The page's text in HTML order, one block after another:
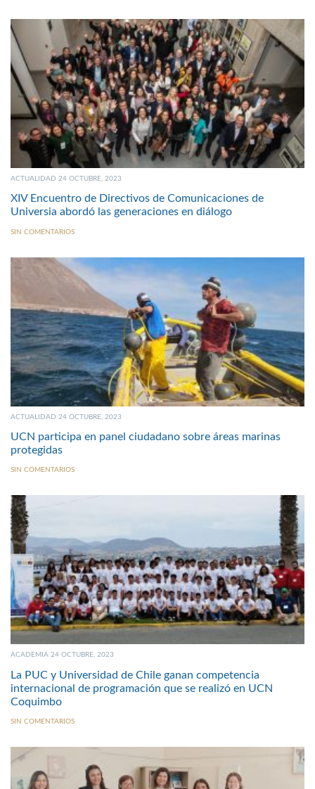
ACTUALIDAD 24 OCTUBRE, 2023
XIV Encuentro de Directivos de Comunicaciones de
Universia abordó las generaciones en diálogo
SIN COMENTARIOS
ACTUALIDAD 24 OCTUBRE, 2023
UCN participa en panel ciudadano sobre áreas marinas
protegidas
SIN COMENTARIOS
ACADEMIA 24 OCTUBRE, 2023
La PUC y Universidad de Chile ganan competencia
internacional de programación que se realizó en UCN
Coquimbo
SIN COMENTARIOS